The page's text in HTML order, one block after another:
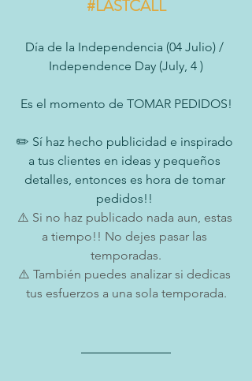
#LASTCALL
Día de la Independencia (04 Julio) /
Independence Day (July, 4 )
Es el momento de TOMAR PEDIDOS!
✏️ Sí haz hecho publicidad e inspirado
a tus clientes en ideas y pequeños
detalles, entonces es hora de tomar
pedidos!!
⚠️ Si no haz publicado nada aun, estas
a tiempo!! No dejes pasar las
temporadas.
⚠️ También puedes analizar si dedicas
tus esfuerzos a una sola temporada.